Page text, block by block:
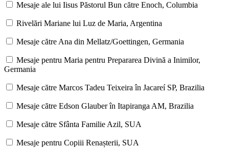
Mesaje ale lui Iisus Păstorul Bun către Enoch, Columbia
Rivelări Mariane lui Luz de Maria, Argentina
Mesaje către Ana din Mellatz/Goettingen, Germania
Mesaje pentru Maria pentru Prepararea Divină a Inimilor,
Germania
Mesaje către Marcos Tadeu Teixeira în Jacareí SP, Brazilia
Mesaje către Edson Glauber în Itapiranga AM, Brazilia
Mesaje către Sfânta Familie Azil, SUA
Mesaje pentru Copiii Renașterii, SUA